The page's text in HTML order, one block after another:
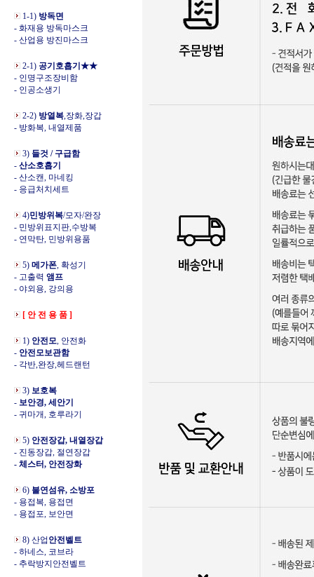
1-1) 방독면
- 화재용 방독마스크
- 산업용 방진마스크
2-1) 공기호흡기★★
- 인명구조장비함
- 인공소생기
2-2) 방열복,장화,장갑
- 방화복, 내열제품
3) 들것 / 구급함
- 산소호흡기
- 산소캔, 마네킹
- 응급처치세트
4)민방위복/모자/완장
- 민방위표지판,수방복
- 연막탄, 민방위용품
5) 메가폰, 확성기
- 고출력 앰프
- 야외용, 강의용
[ 안 전 용 품 ]
1) 안전모, 안전화
- 안전모보관함
- 각반,완장,헤드랜턴
3) 보호복
- 보안경, 세안기
- 귀마개, 호루라기
5) 안전장갑, 내열장갑
- 진동장갑, 절연장갑
- 체스터, 안전장화
6) 불연섬유, 소방포
- 용접복, 용접면
- 용접포, 보안면
8) 산업 안전벨트
- 하네스, 코브라
- 추락방지안전벨트